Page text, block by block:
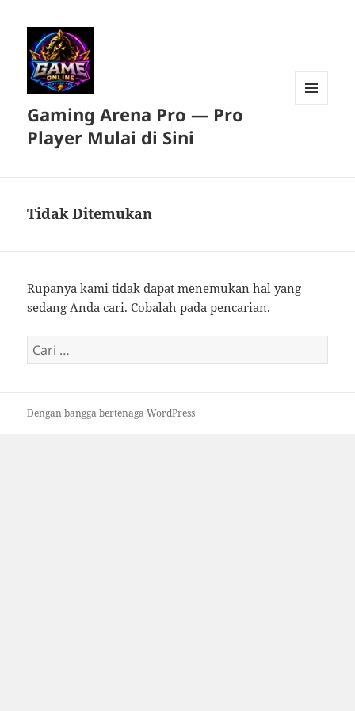
Gaming Arena Pro — Pro
Player Mulai di Sini
Tidak Ditemukan
Rupanya kami tidak dapat menemukan hal yang
sedang Anda cari. Cobalah pada pencarian.
Cari
untuk:
Dengan bangga bertenaga WordPress